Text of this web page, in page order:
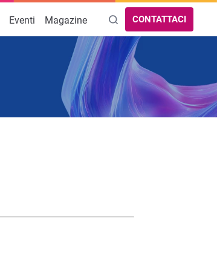
AREE DI INTERESSE
Aziende collegate allo studio
Eventi Magazine CONTATTACI